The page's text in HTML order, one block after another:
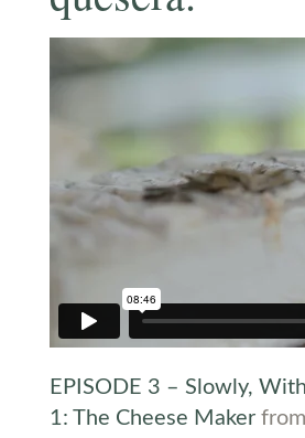
EPISODE 3 – Slowly,
1: The Cheese Makerfrom